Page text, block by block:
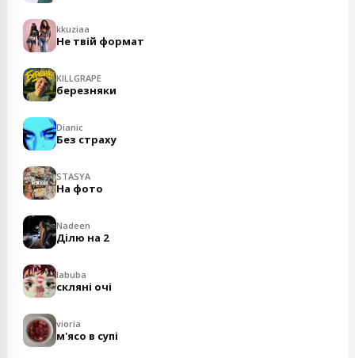
kkuziaa
Не твій формат
KILLGRAPE
березняки
Dianic
Без страху
STASYA
На фото
Nadeen
Ділю на 2
labuba
скляні очі
vioria
м'ясо в супі